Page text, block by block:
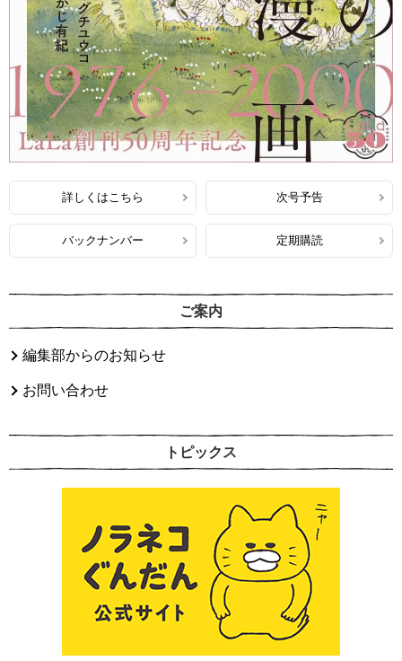
詳しくはこちら 次号予告
バックナンバー 定期購読
ご案内
編集部からのお知らせ
お問い合わせ
トピックス